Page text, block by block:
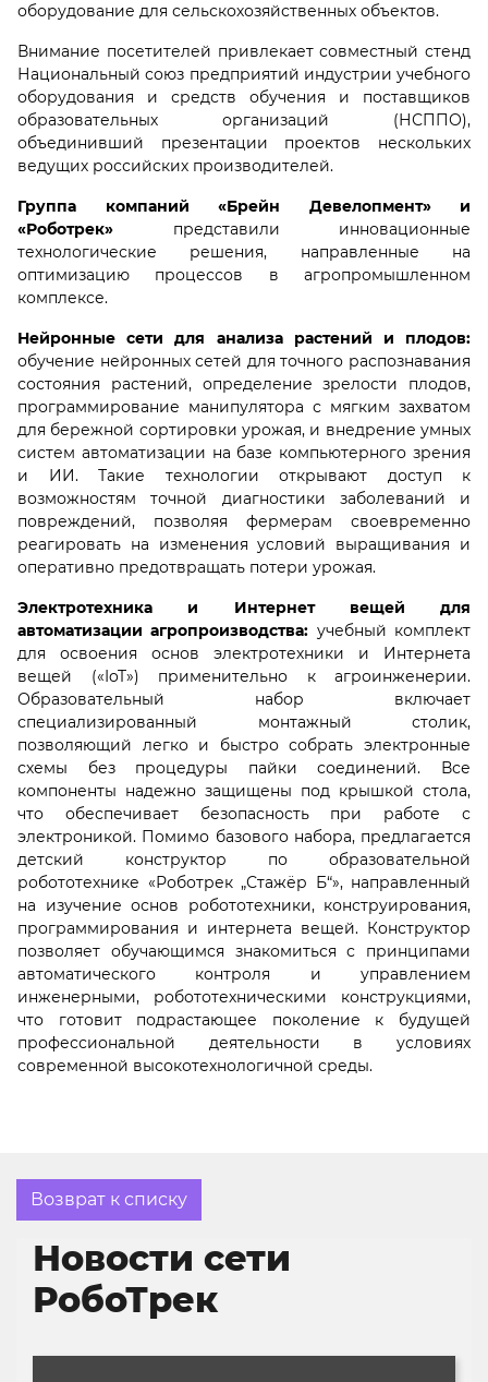
оборудование для сельскохозяйственных объектов.
Внимание посетителей привлекает совместный стенд
Национальный союз предприятий индустрии учебного
оборудования и средств обучения и поставщиков
образовательных организаций (НСППО),
объединивший презентации проектов нескольких
ведущих российских производителей.
Группа компаний «Брейн Девелопмент» и
«Роботрек» представили инновационные
технологические решения, направленные на
оптимизацию процессов в агропромышленном
комплексе.
Нейронные сети для анализа растений и плодов:
обучение нейронных сетей для точного распознавания
состояния растений, определение зрелости плодов,
программирование манипулятора с мягким захватом
для бережной сортировки урожая, и внедрение умных
систем автоматизации на базе компьютерного зрения
и ИИ. Такие технологии открывают доступ к
возможностям точной диагностики заболеваний и
повреждений, позволяя фермерам своевременно
реагировать на изменения условий выращивания и
оперативно предотвращать потери урожая.
Электротехника и Интернет вещей для
автоматизации агропроизводства: учебный комплект
для освоения основ электротехники и Интернета
вещей («IoT») применительно к агроинженерии.
Образовательный набор включает
специализированный монтажный столик,
позволяющий легко и быстро собрать электронные
схемы без процедуры пайки соединений. Все
компоненты надежно защищены под крышкой стола,
что обеспечивает безопасность при работе с
электроникой. Помимо базового набора, предлагается
детский конструктор по образовательной
робототехнике «Роботрек „Стажёр Б“», направленный
на изучение основ робототехники, конструирования,
программирования и интернета вещей. Конструктор
позволяет обучающимся знакомиться с принципами
автоматического контроля и управлением
инженерными, робототехническими конструкциями,
что готовит подрастающее поколение к будущей
профессиональной деятельности в условиях
современной высокотехнологичной среды.
Возврат к списку
Новости сети
РобоТрек